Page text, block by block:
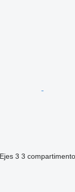
Ejes 3 3 compartimento